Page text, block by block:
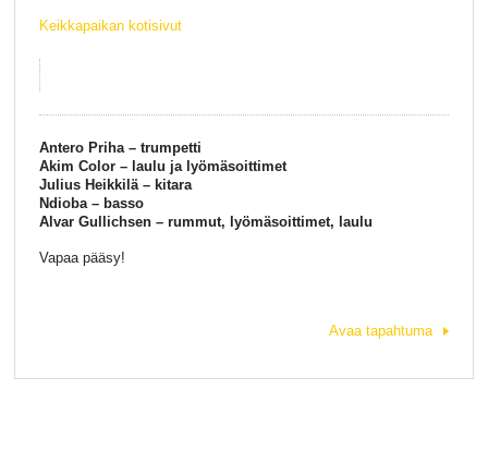
Keikkapaikan kotisivut
Antero Priha – trumpetti
Akim Color – laulu ja lyömäsoittimet
Julius Heikkilä – kitara
Ndioba – basso
Alvar Gullichsen – rummut, lyömäsoittimet, laulu
Vapaa pääsy!
Avaa tapahtuma